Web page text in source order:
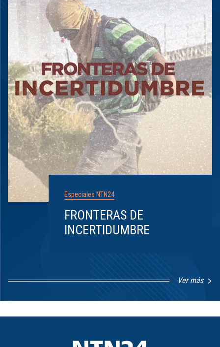
Especiales NTN24
FRONTERAS DE
INCERTIDUMBRE
Ver más
1
8